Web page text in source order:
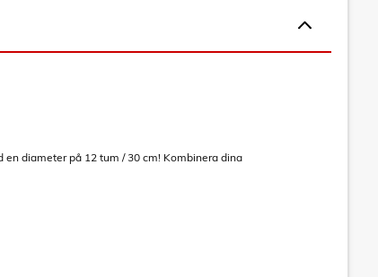
diameter på 12 tum / 30 cm! Kombinera dina